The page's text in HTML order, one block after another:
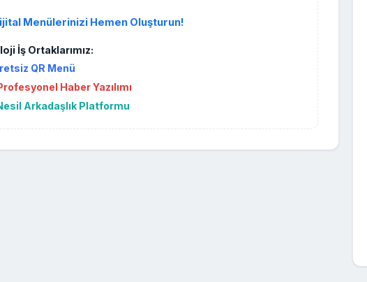
Menülerinizi Hemen Oluşturun!
İş Ortaklarımız:
QR Menü
Haber Yazılımı
Arkadaşlık Platformu